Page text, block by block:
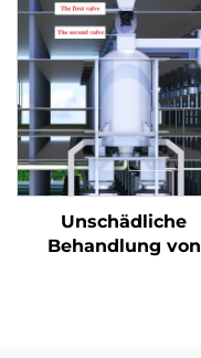
Unschädliche
Behandlung von